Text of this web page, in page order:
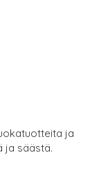
ja
ja säästä.